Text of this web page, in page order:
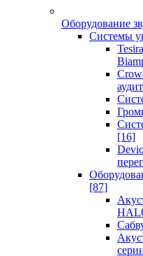
Оборудование
Системы
[16]
[87]